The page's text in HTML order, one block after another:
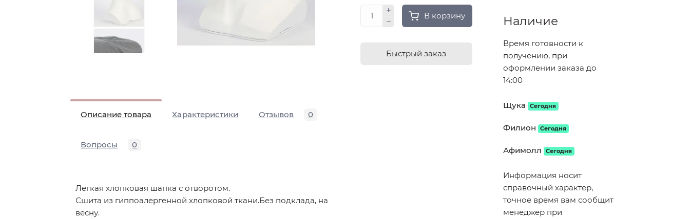
Описание товара Характеристики Отзывов 0
Вопросы 0
Легкая хлопковая шапка с отворотом.
Сшита из гиппоалергенной хлопковой ткани.Без подклада, на
весну.
В корзину
Быстрый заказ
Наличие
Время готовности к
получению, при
оформлении заказа до
14:00
Щука Сегодня
Филион Сегодня
Афимолл Сегодня
Информация носит
справочный характер,
точное время вам сообщит
менеджер при